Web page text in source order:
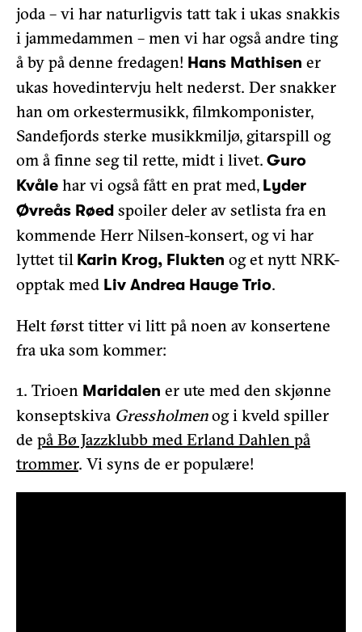
joda – vi har naturligvis tatt tak i ukas snakkis
i jammedammen – men vi har også andre ting
å by på denne fredagen! Hans Mathisen er
ukas hovedintervju helt nederst. Der snakker
han om orkestermusikk, filmkomponister,
Sandefjords sterke musikkmiljø, gitarspill og
om å finne seg til rette, midt i livet. Guro
Kvåle har vi også fått en prat med, Lyder
Øvreås Røed spoiler deler av setlista fra en
kommende Herr Nilsen-konsert, og vi har
lyttet til Karin Krog, Flukten og et nytt NRK-
opptak med Liv Andrea Hauge Trio.
Helt først titter vi litt på noen av konsertene
fra uka som kommer:
1. Trioen Maridalen er ute med den skjønne
konseptskiva Gressholmenog i kveld spiller
de på Bø Jazzklubb med Erland Dahlen på
trommer. Vi syns de er populære!